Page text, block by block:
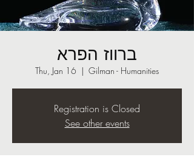
ברווז הפרא
Thu, Jan 16
  |
Gilman - Humanities
Registration is Closed
See other events